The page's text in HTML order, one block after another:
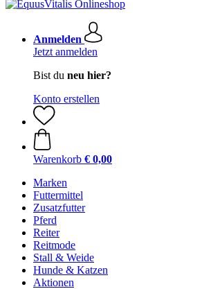
Anmelden
Jetzt anmelden
Bist du neu hier?
Konto erstellen
Warenkorb € 0,00
Marken
Futtermittel
Zusatzfutter
Pferd
Reiter
Reitmode
Stall & Weide
Hunde & Katzen
Aktionen